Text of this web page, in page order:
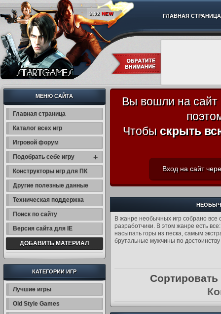
2.02 NEW ГЛАВНАЯ СТРАНИЦА
Вы вошли на сайт
Чтобы скрыть
Вход на сайт
В жанре необычных игр собрано все
разработчики. В этом жанре есть
насыпать горы из песка, самым
брутальные мужчины по
МЕНЮ САЙТА
Главная страница
Каталог всех игр
Игровой форум
Подобрать себе игру +
Конструкторы игр для ПК
Другие полезные данные
Техническая поддержка
Поиск по сайту
Версия сайта для IE
ДОБАВИТЬ МАТЕРИАЛ
КАТЕГОРИИ ИГР
Лучшие игры
Old Style Games